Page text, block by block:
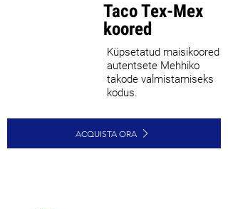
Taco Tex-Mex
koored
Küpsetatud maisikoored
autentsete Mehhiko
takode valmistamiseks
kodus.
ACQUISTA ORA